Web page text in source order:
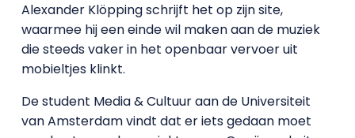
Alexander Klöpping schrijft het op zijn site,
waarmee hij een einde wil maken aan de muziek
die steeds vaker in het openbaar vervoer uit
mobieltjes klinkt.
De student Media & Cultuur aan de Universiteit
van Amsterdam vindt dat er iets gedaan moet